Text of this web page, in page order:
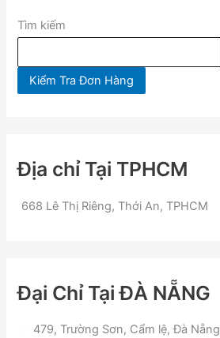
Tìm kiếm
Kiểm Tra Đơn Hàng
Địa chỉ Tại TPHCM
668 Lê Thị Riêng, Thới An, TPHCM
Đại Chỉ Tại ĐÀ NẴNG
479, Trường Sơn, Cẩm lệ, Đà Nẵng